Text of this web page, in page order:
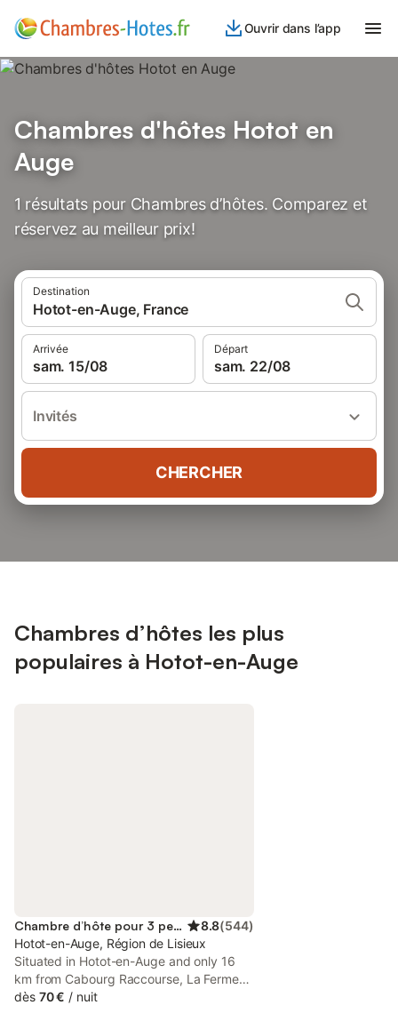
Ouvrir dans l’app
Chambres d'hôtes Hotot en
Auge
1 résultats pour Chambres d’hôtes. Comparez et
réservez au meilleur prix!
Destination
Hotot-en-Auge, France
Arrivée
sam. 15/08
Départ
sam. 22/08
Invités
CHERCHER
Chambres d’hôtes les plus
populaires à Hotot-en-Auge
Chambre d’hôte pour 3 personnes 8.8(544)
Hotot-en-Auge, Région de Lisieux
Situated in Hotot-en-Auge and only 16
km from Cabourg Raccourse, La Ferme
Des Vignes features accommodation with
dès 70 € / nuit